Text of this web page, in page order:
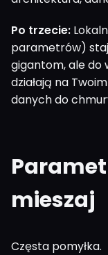
Po trzecie:
parametrów)
gigantom, ale do
działają na
danych do
mieszaj
Częsta pomyłka.